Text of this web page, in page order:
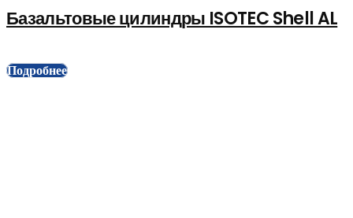
Базальтовые цилиндры ISOTEC Shell AL
Подробнее